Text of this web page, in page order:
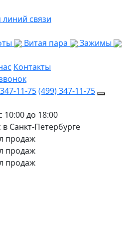
Витая пара
Зажимы
Контакты
11-75(499) 347-11-75
10:00 до 18:00
Санкт-Петербурге
продаж
продаж
продаж